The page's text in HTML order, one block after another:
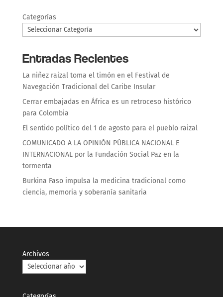
Categorías
Entradas Recientes
La niñez raizal toma el timón en el Festival de
Navegación Tradicional del Caribe Insular
Cerrar embajadas en África es un retroceso histórico
para Colombia
El sentido político del 1 de agosto para el pueblo raizal
COMUNICADO A LA OPINIÓN PÚBLICA NACIONAL E
INTERNACIONAL por la Fundación Social Paz en la
tormenta
Burkina Faso impulsa la medicina tradicional como
ciencia, memoria y soberanía sanitaria
Archivos